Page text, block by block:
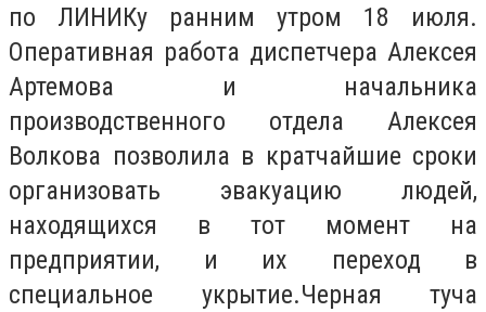
по ЛИНИКу ранним утром 18 июля.
Оперативная работа диспетчера Алексея
Артемова и начальника
производственного отдела Алексея
Волкова позволила в кратчайшие сроки
организовать эвакуацию людей,
находящихся в тот момент на
предприятии, и их переход в
специальное укрытие.Черная туча